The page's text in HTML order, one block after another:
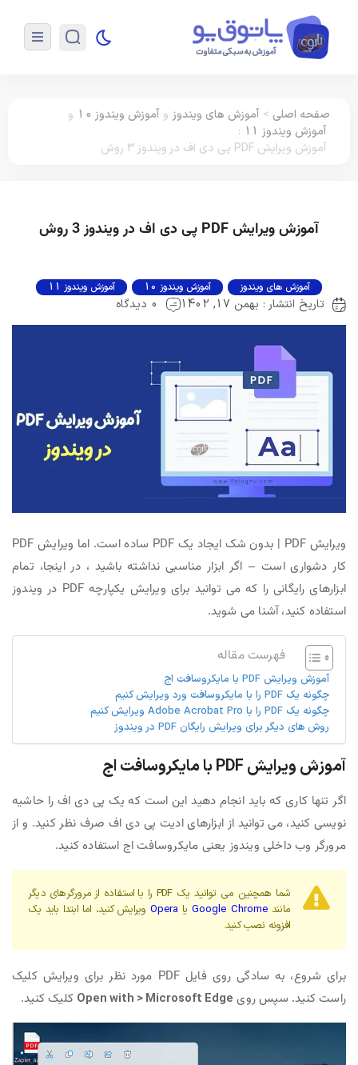
صفحه اصلی > آموزش های ویندوز و آموزش ویندوز 10
و
آموزش ویندوز 11
:
آموزش ویرایش PDF پی دی اف در ویندوز 3 روش
آموزش ویرایش PDF پی دی اف در ویندوز 3 روش
آموزش های ویندوز آموزش ویندوز 10 آموزش ویندوز 11
تاریخ انتشار : بهمن 17, 1402 0 دیدگاه
ویرایش PDF | بدون شک ایجاد یک PDF ساده است. اما ویرایش PDF
کار دشواری است – اگر ابزار مناسبی نداشته باشید ، در اینجا، تمام
ابزارهای رایگانی را که می توانید برای ویرایش یکپارچه PDF در ویندوز
استفاده کنید، آشنا می شوید.
فهرست مقاله
آموزش ویرایش PDF با مایکروسافت اج
چگونه یک PDF را با مایکروسافت ورد ویرایش کنیم
چگونه یک PDF را با Adobe Acrobat Pro ویرایش کنیم
روش های دیگر برای ویرایش رایگان PDF در ویندوز
آموزش ویرایش PDF با مایکروسافت اج
اگر تنها کاری که باید انجام دهید این است که یک پی دی اف را حاشیه
نویسی کنید، می توانید از ابزارهای ادیت پی دی اف صرف نظر کنید. و از
مرورگر وب داخلی ویندوز یعنی مایکروسافت اج استفاده کنید.
شما همچنین می توانید یک PDF را با استفاده از مرورگرهای دیگر
مانندGoogle Chrome یاOpera ویرایش کنید، اما ابتدا باید یک
افزونه نصب کنید.
برای شروع، به سادگی روی فایل PDF مورد نظر برای ویرایش کلیک
راست کنید. سپس روی Open with > Microsoft Edge کلیک کنید.